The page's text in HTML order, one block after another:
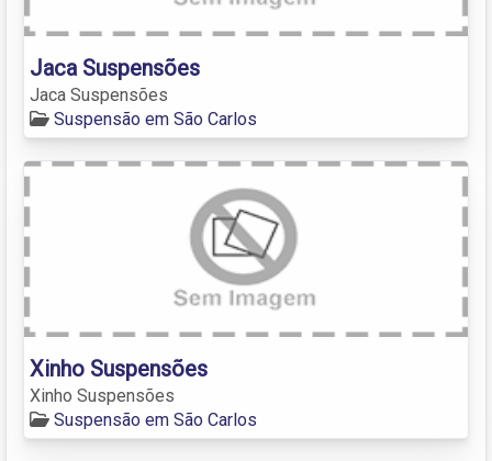
Jaca Suspensões
Jaca Suspensões
Suspensão em São Carlos
Xinho Suspensões
Xinho Suspensões
Suspensão em São Carlos